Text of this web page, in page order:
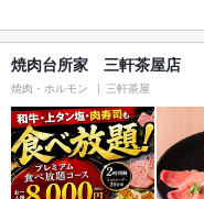
焼肉台所家 三軒茶屋店
焼肉・ホルモン 三軒茶屋